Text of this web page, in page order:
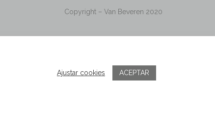
Copyright – Van Beveren 2020
Ajustar cookies ACEPTAR